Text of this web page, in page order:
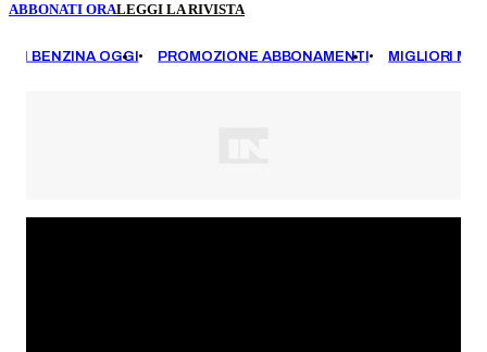
ABBONATI ORALEGGI LA RIVISTA
BENZINA OGGI PROMOZIONE ABBONAMENTI MIGLIORI